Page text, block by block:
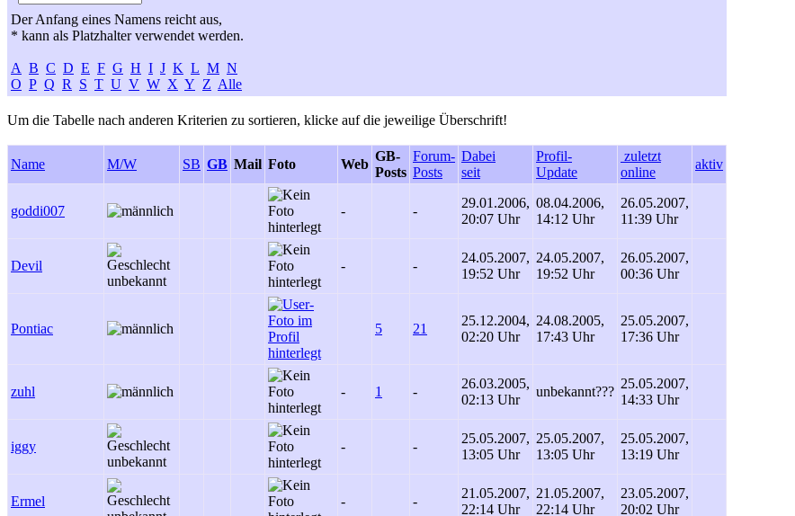
Der Anfang eines Namens reicht aus,
* kann als Platzhalter verwendet werden.
A B C D E F G H I J K L M N
O P Q R S T U V W X Y Z Alle
Um die Tabelle nach anderen Kriterien zu sortieren, klicke auf die jeweilige Überschrift!
Name M/W SB GB Mail Foto Web
GB-
Posts
Forum-
Posts
Dabei
seit
Profil-
Update
zuletzt
online
aktiv
goddi007 - -
29.01.2006,
20:07 Uhr
08.04.2006,
14:12 Uhr
26.05.2007,
11:39 Uhr
Devil - -
24.05.2007,
19:52 Uhr
24.05.2007,
19:52 Uhr
26.05.2007,
00:36 Uhr
Pontiac 5 21
25.12.2004,
02:20 Uhr
24.08.2005,
17:43 Uhr
25.05.2007,
17:36 Uhr
zuhl - 1 -
26.03.2005,
02:13 Uhr
unbekannt???
25.05.2007,
14:33 Uhr
iggy - -
25.05.2007,
13:05 Uhr
25.05.2007,
13:05 Uhr
25.05.2007,
13:19 Uhr
Ermel - -
21.05.2007,
22:14 Uhr
21.05.2007,
22:14 Uhr
23.05.2007,
20:02 Uhr